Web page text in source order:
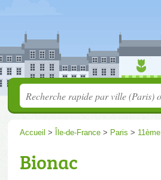
Accueil > Île-de-France > Paris > 11ème
Bionac